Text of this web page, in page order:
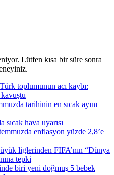
Lütfen kısa bir süre sonra
toplumunun acı kaybı:
tarihinin en sıcak ayını
sıcak hava uyarısı
enflasyon yüzde 2,8’e
liglerinden FIFA’nın “Dünya
tepki
biri yeni doğmuş 5 bebek